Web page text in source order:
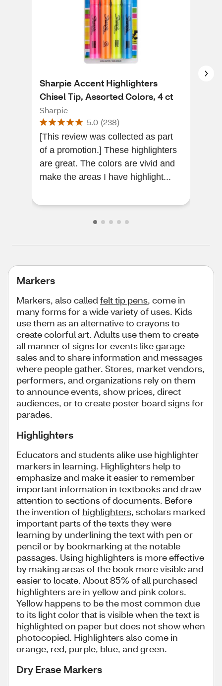
Sharpie Accent Highlighters
Chisel Tip, Assorted Colors, 4 ct
Sharpie
5.0 (238)
[This review was collected as part
of a promotion.] These highlighters
are great. The colors are vivid and
make the areas I have highlight...
Markers
Markers, also calledfelt tip pens, come in
many forms for a wide variety of uses. Kids
use them as an alternative to crayons to
create colorful art. Adults use them to create
all manner of signs for events like garage
sales and to share information and messages
where people gather. Stores, market vendors,
performers, and organizations rely on them
to announce events, show prices, direct
audiences, or to create poster board signs for
parades.
Highlighters
Educators and students alike use highlighter
markers in learning. Highlighters help to
emphasize and make it easier to remember
important information in textbooks and draw
attention to sections of documents. Before
the invention of highlighters, scholars marked
important parts of the texts they were
learning by underlining the text with pen or
pencil or by bookmarking at the notable
passages. Using highlighters is more effective
by making areas of the book more visible and
easier to locate. About 85% of all purchased
highlighters are in yellow and pink colors.
Yellow happens to be the most common due
to its light color that is visible when the text is
highlighted on paper but does not show when
photocopied. Highlighters also come in
orange, red, purple, blue, and green.
Dry Erase Markers